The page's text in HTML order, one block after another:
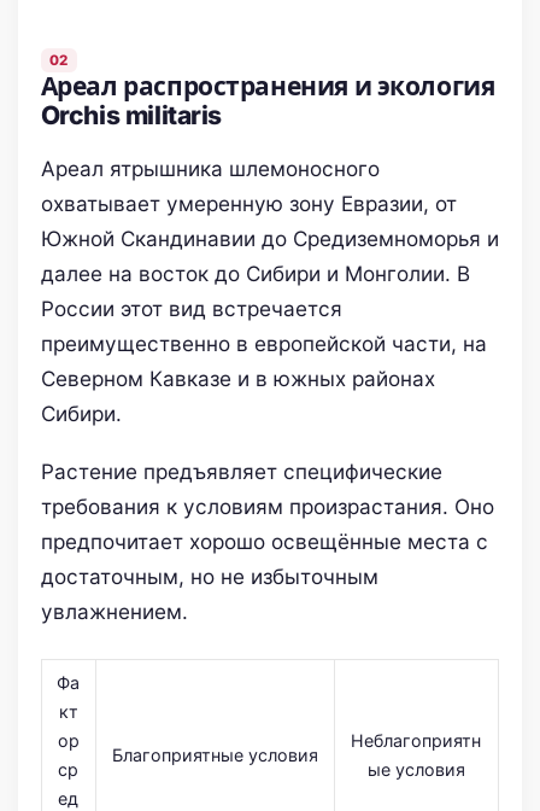
Ареал распространения и экология
Orchis militaris
Ареал ятрышника шлемоносного
охватывает умеренную зону Евразии, от
Южной Скандинавии до Средиземноморья и
далее на восток до Сибири и Монголии. В
России этот вид встречается
преимущественно в европейской части, на
Северном Кавказе и в южных районах
Сибири.
Растение предъявляет специфические
требования к условиям произрастания. Оно
предпочитает хорошо освещённые места с
достаточным, но не избыточным
увлажнением.
Фа
кт
ор
ср
ед
Благоприятные условия
Неблагоприятн
ые условия